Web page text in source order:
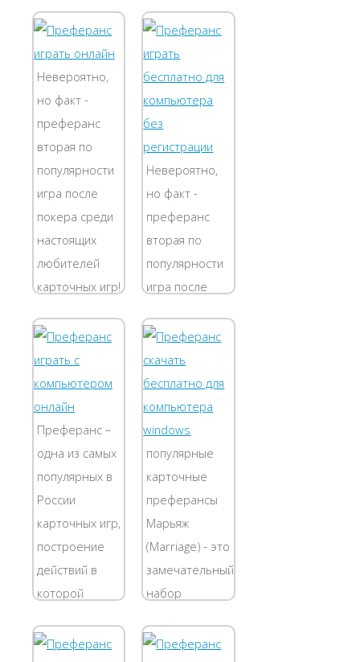
Здесь каждый
найдет для
себя любимую
игру. В данном
приложении
удобное меню
навигации, так
что...
любителей
карточных игр!
Для вас
разработана и
пользуется
заслуженной
популярностью
платформа
для игры в...
Невероятно,
но факт -
преферанс
вторая по
популярности
игра после
покера среди
настоящих
любителей
карточных игр!
разработана и
пользуется
заслуженной
популярностью
платформа
для игры в...
Невероятно,
но факт -
преферанс
вторая по
популярности
игра после
настоящих
любителей
карточных игр!
Для вас
разработана и
пользуется
заслуженной
популярностью
платформа
для игры в...
Преферанс –
одна из самых
популярных в
России
карточных игр,
построение
действий в
которой
исключительно
популярные
карточные
преферансы
Марьяж
(Marriage) - это
замечательный
набор
преферансов.